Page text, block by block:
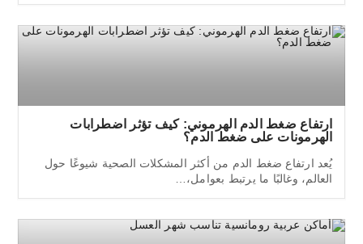
ارتفاع ضغط الدم الهرموني: كيف تؤثر اضطرابات
الهرمونات على ضغط الدم؟
يُعد ارتفاع ضغط الدم من أكثر المشكلات الصحية شيوعًا حول
العالم، وغالبًا ما يرتبط بعوامل،…